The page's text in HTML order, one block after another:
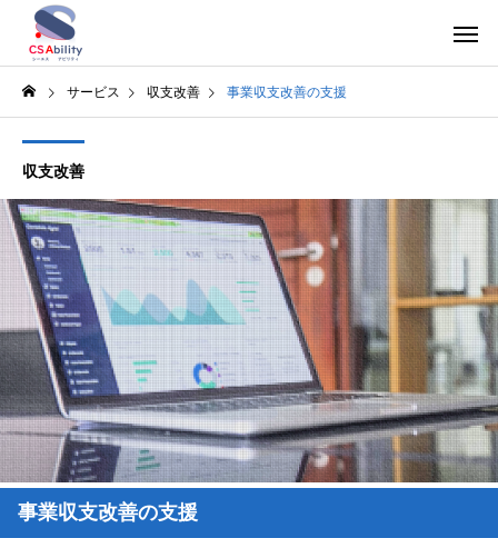
サービス 収支改善 事業収支改善の支援
収支改善
事業収支改善の支援